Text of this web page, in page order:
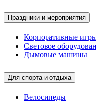
Праздники и мероприятия
Корпоративные
Световое
Дымовые машины
Для спорта и отдыха
Велосипеды